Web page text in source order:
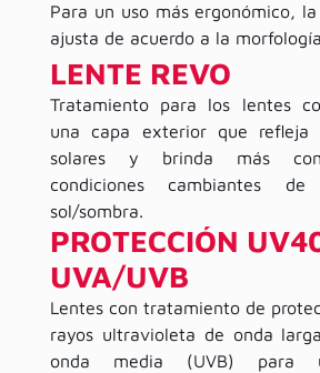
Para un uso más ergonómico,
ajusta de acuerdo a la
LENTE REVO
Tratamiento para los lentes
una capa exterior que refleja
solares y brinda más
condiciones cambiantes de
sol/sombra.
PROTECCIÓN
UVA/UVB
Lentes con tratamiento de
rayos ultravioleta de onda
onda media (UVB) para